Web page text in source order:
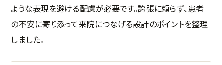
ような表現を避ける配慮が必要です。誇張に頼らず、患者
の不安に寄り添って来院につなげる設計のポイントを整理
しました。